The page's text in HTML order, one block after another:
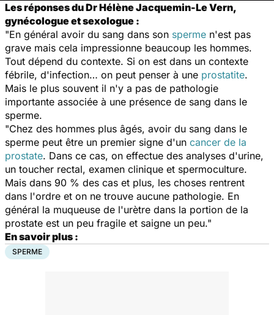
Les réponses du Dr Hélène Jacquemin-Le Vern,
gynécologue et sexologue :
"En général avoir du sang dans son sperme n'est pas
grave mais cela impressionne beaucoup les hommes.
Tout dépend du contexte. Si on est dans un contexte
fébrile, d'infection… on peut penser à une prostatite.
Mais le plus souvent il n'y a pas de pathologie
importante associée à une présence de sang dans le
sperme.
"Chez des hommes plus âgés, avoir du sang dans le
sperme peut être un premier signe d'un cancer de la
prostate. Dans ce cas, on effectue des analyses d'urine,
un toucher rectal, examen clinique et spermoculture.
Mais dans 90 % des cas et plus, les choses rentrent
dans l'ordre et on ne trouve aucune pathologie. En
général la muqueuse de l'urètre dans la portion de la
prostate est un peu fragile et saigne un peu."
En savoir plus :
SPERME